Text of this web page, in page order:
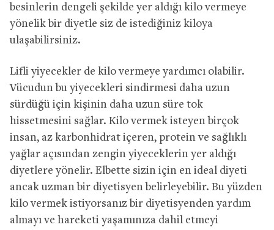
besinlerin dengeli şekilde yer aldığı kilo vermeye
yönelik bir diyetle siz de istediğiniz kiloya
ulaşabilirsiniz.
Lifli yiyecekler de kilo vermeye yardımcı olabilir.
Vücudun bu yiyecekleri sindirmesi daha uzun
sürdüğü için kişinin daha uzun süre tok
hissetmesini sağlar. Kilo vermek isteyen birçok
insan, az karbonhidrat içeren, protein ve sağlıklı
yağlar açısından zengin yiyeceklerin yer aldığı
diyetlere yönelir. Elbette sizin için en ideal diyeti
ancak uzman bir diyetisyen belirleyebilir. Bu yüzden
kilo vermek istiyorsanız bir diyetisyenden yardım
almayı ve hareketi yaşamınıza dahil etmeyi